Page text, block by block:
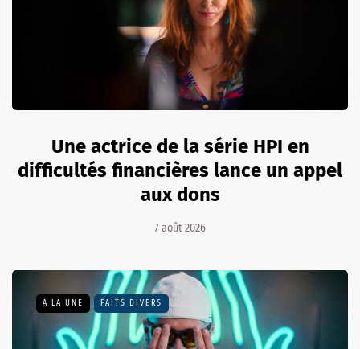
Une actrice de la série HPI en
difficultés financières lance un appel
aux dons
7 août 2026
A LA UNE FAITS DIVERS